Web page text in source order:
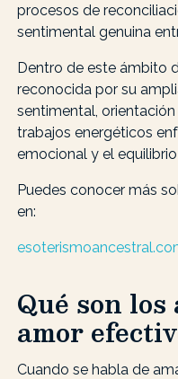
procesos de
sentimental genuina
Dentro de este ámbito
reconocida por su
sentimental,
trabajos energéticos
emocional y el
Puedes conocer más
en:
Qué son
amor
Cuando se habla de